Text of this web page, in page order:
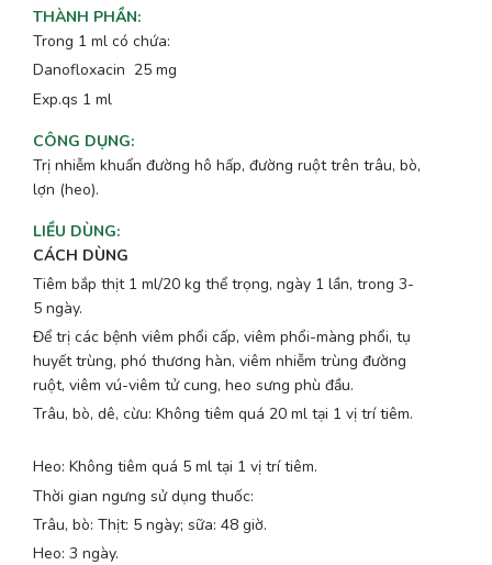
THÀNH PHẦN:
Trong 1 ml có chứa:
Danofloxacin 25 mg
Exp.qs 1 ml
CÔNG DỤNG:
Trị nhiễm khuẩn đường hô hấp, đường ruột trên trâu, bò,
lợn (heo).
LIỀU DÙNG:
CÁCH DÙNG
Tiêm bắp thịt 1 ml/20 kg thể trọng, ngày 1 lần, trong 3-
5 ngày.
Để trị các bệnh viêm phổi cấp, viêm phổi-màng phổi, tụ
huyết trùng, phó thương hàn, viêm nhiễm trùng đường
ruột, viêm vú-viêm tử cung, heo sưng phù đầu.
Trâu, bò, dê, cừu: Không tiêm quá 20 ml tại 1 vị trí tiêm.
Heo: Không tiêm quá 5 ml tại 1 vị trí tiêm.
Thời gian ngưng sử dụng thuốc:
Trâu, bò: Thịt: 5 ngày; sữa: 48 giờ.
Heo: 3 ngày.